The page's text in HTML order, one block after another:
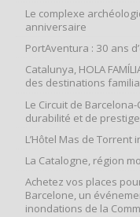
Le complexe
anniversaire
PortAventura : 30 ans
Catalunya, HOLA
des destinations
Le Circuit de
durabilité et de
L’Hôtel Mas de Torrent
La Catalogne, région
Achetez vos places
Barcelone, un
inondations de la